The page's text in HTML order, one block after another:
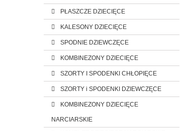
PŁASZCZE DZIECIĘCE
KALESONY DZIECIĘCE
SPODNIE DZIEWCZĘCE
KOMBINEZONY DZIECIĘCE
SZORTY I SPODENKI CHŁOPIĘCE
SZORTY i SPODENKI DZIEWCZĘCE
KOMBINEZONY DZIECIĘCE
NARCIARSKIE